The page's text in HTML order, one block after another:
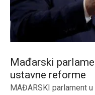
Mađarski
ustavne reforme
MAĐARSKI parlament